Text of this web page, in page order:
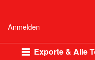
Exporte & Alle
Anmelden